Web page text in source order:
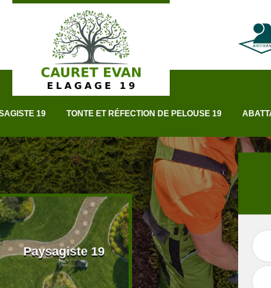
19 TONTE ET RÉFECTION DE PELOUSE 19
Paysagiste 19 Taille de haie 19